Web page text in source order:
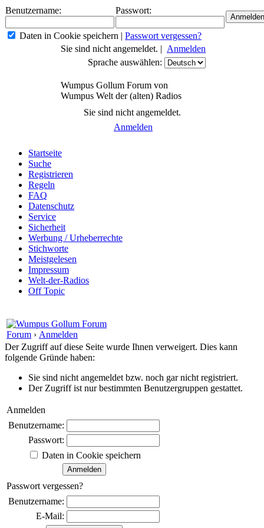
Benutzername: Passwort:
Daten in Cookie speichern | Passwort vergessen?
Sie sind nicht angemeldet. | Anmelden
Sprache auswählen:
Wumpus Gollum Forum von
Wumpus Welt der (alten) Radios
Sie sind nicht angemeldet.
Anmelden
Startseite
Suche
Registrieren
Regeln
FAQ
Datenschutz
Service
Sicherheit
Werbung / Urheberrechte
Stichworte
Meistgelesen
Impressum
Welt-der-Radios
Off Topic
Forum › Anmelden
Der Zugriff auf diese Seite wurde Ihnen verweigert. Dies kann
folgende Gründe haben:
Sie sind nicht angemeldet bzw. noch gar nicht registriert.
Der Zugriff ist nur bestimmten Benutzergruppen gestattet.
Anmelden
Benutzername:
Passwort:
Daten in Cookie speichern
Passwort vergessen?
Benutzername:
E-Mail: